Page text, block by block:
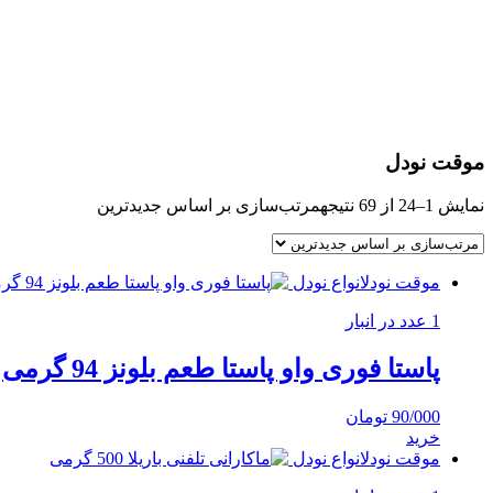
موقت نودل
نمایش 1–24 از 69 نتیجه مرتب‌سازی بر اساس جدیدترین
موقت نودلانواع نودل
1 عدد در انبار
پاستا فوری واو پاستا طعم بلونز 94 گرمی
90/000 تومان
خرید
موقت نودلانواع نودل